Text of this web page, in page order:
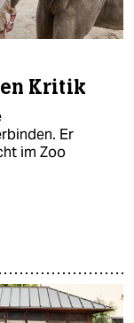
Kritik
Er
im Zoo